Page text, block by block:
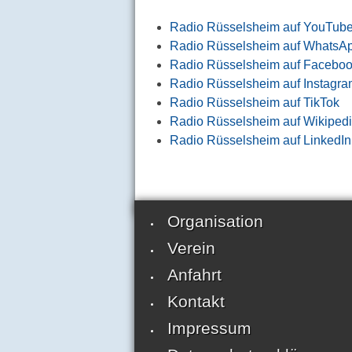
Radio Rüsselsheim auf
Radio Rüsselsheim auf
Radio Rüsselsheim auf
Radio Rüsselsheim auf
Radio Rüsselsheim auf TikTok
Radio Rüsselsheim auf
Radio Rüsselsheim auf LinkedIn
Organisation
Verein
Anfahrt
Kontakt
Impressum